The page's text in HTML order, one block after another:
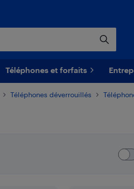
Téléphones et forfaits
Téléphones déverrouillés